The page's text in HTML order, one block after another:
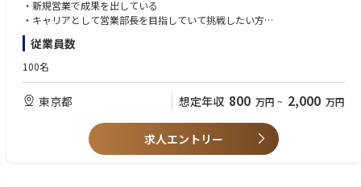
入社当初～3か月間（キャッチアップ期）
社内講座、eラーニングによって業界の基礎知識や自社サービスを理解
していただきます。
や進め方を学びます。
4カ月目以降～（ひとり立ち、自走期）
ジェクトの主担当として、社内外の調整や商談支援を牽引していただきま
複雑な制度の解釈や関係者との交渉方針に迷った際は、チーム定例会や
・新規営業で成果を出している
・キャリアとして営業部長を目指していて挑戦したい方
【歓迎するスキル・経験】
・エンタープライズ領域での営業戦略立案・実行経験
・CSやプロダクトチームとの連携経験
【このポジションの魅力・特徴】
・『SaaS』『AI』『医療』という、今後拡大していく市場・必須となるス
従業員数
100名
東京都 想定年収 800 万円 ~ 2,000 万円
求人エントリー